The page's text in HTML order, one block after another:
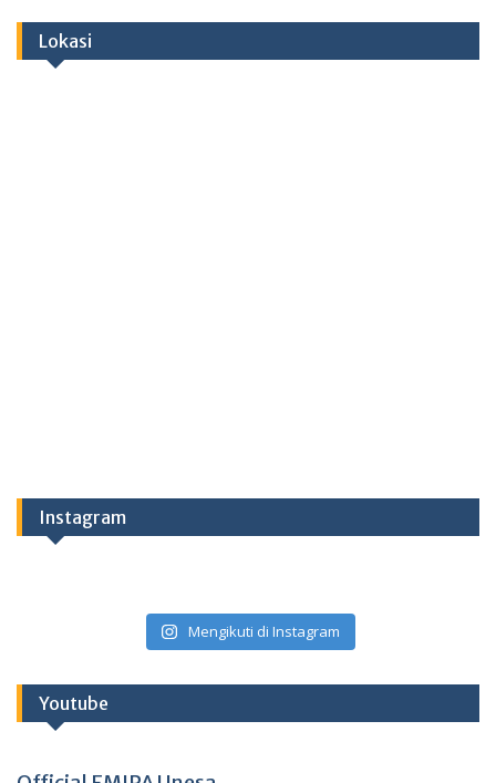
Lokasi
Instagram
Mengikuti di Instagram
Youtube